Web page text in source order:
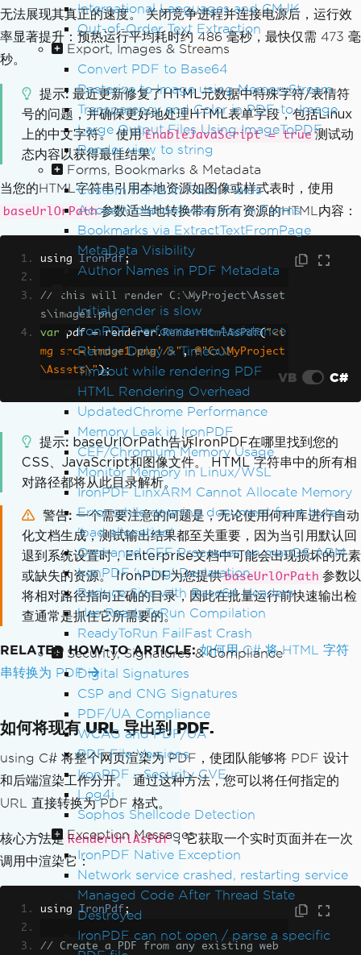
International Languages and CMJK
Out-of-Order Text Extraction
Export, Images & Streams
Convert PDF to Base64
Rasterize to Image using MemoryStream
Transparency and Color in PDF-to-Image
Large Output Files Using ImageToPDF
Render view to string
Forms, Bookmarks & Metadata
Custom Fonts in Form Fields
AccessViolationException in Forms
Bookmarks via ExtractTextFromPage
MetaData Visibility
Author Names in PDF Metadata
Performance & Memory
Initial render is slow
IronPDF Performance Assistance
Render Delay & Timeout
Timeout while rendering PDF
HTML Rendering Overhead
UpdatedChrome Performance
Memory Leak in IronPDF
CEF/Chromium Memory Usage
Monitor Memory in Linux/WSL
IronPDF LinxARM Cannot Allocate Memory
Error while opening document from bytes:
'bad allocation'
Orphaned CEF Processes on macOS ARM
IronPDF 'using' Declaration
Reduce Size with Base64 Headers
Use ReadyToRun Compilation
ReadyToRun FailFast Crash
Security, Signatures & Compliance
Digital Signatures
CSP and CNG Signatures
PDF/UA Compliance
WCAG and PDF/UA
PDF File Versions
IronPDF - Security CVE
Log4j
Sophos Shellcode Detection
Exception Messages
IronPDF Native Exception
Network service crashed, restarting service
Managed Code After Thread State
Destroyed
IronPDF can not open / parse a specific
无法展现其真正的速度。 关闭竞争进程并连接电源后，运行效
率显著提升：预热运行平均耗时约 486 毫秒，最快仅需 473 毫
秒。
提示 最近更新修复了HTML元数据中特殊字符/表情符
号的问题，并确保更好地处理HTML表单字段，包括Linux
上的中文字符。 使用 EnableJavaScript = true 测试动
态内容以获得最佳结果。
当您的HTML字符串引用本地资源如图像或样式表时，使用
baseUrlOrPath 参数适当地转换带有所有资源的HTML内容：
using IronPdf ;
// this will render C:\MyProject\Asset
s\image1.png
var pdf = renderer.RenderHtmlAsPdf("<i
mg src='image1.png'/>" ,
@"C:\MyProject
\Assets\"); VB C#
提示
baseUrlOrPath告诉IronPDF在哪里找到您的
CSS、JavaScript和图像文件。 HTML 字符串中的所有相
对路径都将从此目录解析。
警告 一个需要注意的问题是，无论使用何种库进行自动
化文档生成，测试输出结果都至关重要，因为当引用默认回
退到系统设置时，Enterprise文档中可能会出现损坏的元素
或缺失的资源。 IronPDF为您提供 baseUrlOrPath 参数以
将相对路径指向正确的目录，因此在批量运行前快速输出检
查通常是抓住它所需要的。
RELATED HOW-TO ARTICLE: 如何用 C# 将 HTML 字符
串转换为 PDF
如何将现有 URL 导出到 PDF.
using C# 将整个网页渲染为 PDF，使团队能够将 PDF 设计
和后端渲染工作分开。 通过这种方法，您可以将任何指定的
URL 直接转换为 PDF 格式。
核心方法是 RenderUrlAsPdf ，它获取一个实时页面并在一次
调用中渲染它：
using IronPdf ;
// Create a PDF from any existing web